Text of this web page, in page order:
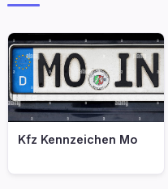
Kfz Kennzeichen Mo